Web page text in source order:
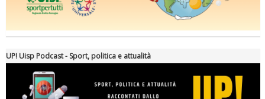
Ddl Lobby, Uisp: “Il Parlamento valorizzi le nostre specificità"
UP! Uisp Podcast - Sport, politica e attualità